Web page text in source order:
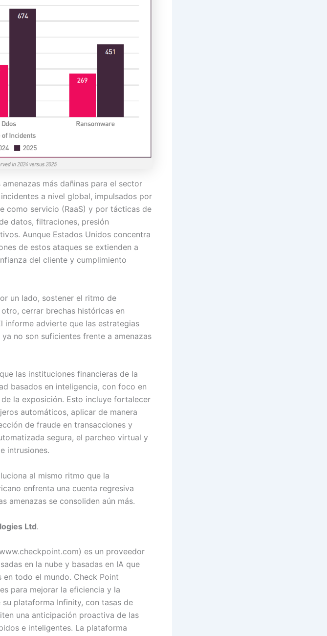
más dañinas para el sector
a nivel global, impulsados por
como servicio (RaaS) y por tácticas de
datos, filtraciones, presión
Aunque Estados Unidos concentra
de estos ataques se extienden a
del cliente y cumplimiento
un lado, sostener el ritmo de
cerrar brechas históricas en
informe advierte que las estrategias
no son suficientes frente a amenazas
las instituciones financieras de la
basados en inteligencia, con foco en
la exposición. Esto incluye fortalecer
automáticos, aplicar de manera
de fraude en transacciones y
segura, el parcheo virtual y
intrusiones.
al mismo ritmo que la
enfrenta una cuenta regresiva
amenazas se consoliden aún más.
Ltd.
es un proveedor
en la nube y basadas en IA que
todo el mundo. Check Point
para mejorar la eficiencia y la
plataforma Infinity, con tasas de
una anticipación proactiva de las
e inteligentes. La plataforma